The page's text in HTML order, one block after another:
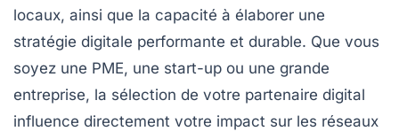
locaux, ainsi que la capacité à élaborer une
stratégie digitale performante et durable. Que vous
soyez une PME, une start-up ou une grande
entreprise, la sélection de votre partenaire digital
influence directement votre impact sur les réseaux